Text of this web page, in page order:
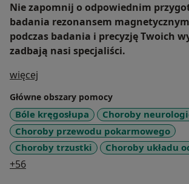
Nie zapomnij o odpowiednim
badania rezonansem
podczas badania i precyzję Twoich
zadbają nasi specjaliści.
więcej
Główne obszary pomocy
Bóle kręgosłupa
Choroby
Choroby przewodu pokarmowego
Choroby trzustki
Choroby układu
+56a11y_sr_more_diseases